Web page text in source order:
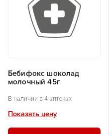
Бебифокс шоколад
молочный 45г
В наличии в 4 аптеках
Показать цену